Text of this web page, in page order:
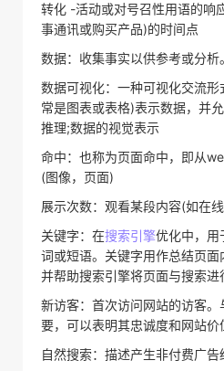
转化 -活动或对号召性用语的响
事通讯或购买产品)的时间点
数据：收集事实以供参考或分析。
数据可视化：一种可视化交流
常是图表或表格)表示数据，并
推理;数据的视觉表示
命中：也称为页面命中，即从
(图像，页面)
展示次数：观看某段内容(如在
关键字：在搜索引擎优化中，用
词或短语。关键字用作总结页面
并帮助搜索引擎将页面与搜索进
新访客：首次访问网站的访客
要，可以表明其忠诚度和网站价
自然搜索：描述产生非付费广告